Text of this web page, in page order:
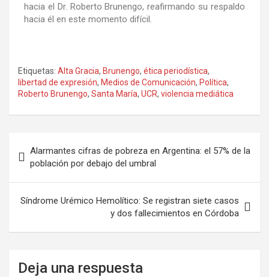
hacia el Dr. Roberto Brunengo, reafirmando su respaldo
hacia él en este momento difícil.
Etiquetas: Alta Gracia, Brunengo, ética periodística,
libertad de expresión, Medios de Comunicación, Política,
Roberto Brunengo, Santa María, UCR, violencia mediática
Alarmantes cifras de pobreza en Argentina: el 57% de la
población por debajo del umbral
Síndrome Urémico Hemolítico: Se registran siete casos
y dos fallecimientos en Córdoba
Deja una respuesta